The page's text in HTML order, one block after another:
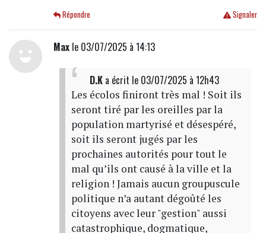
Signaler
Répondre
Maxle 03/07/2025 à 14:13
D.Ka écrit le 03/07/2025 à 12h43
Les écolos finiront très mal ! Soit ils
seront tiré par les oreilles par la
population martyrisé et désespéré,
soit ils seront jugés par les
prochaines autorités pour tout le
mal qu’ils ont causé à la ville et la
religion ! Jamais aucun groupuscule
politique n’a autant dégoûté les
citoyens avec leur "gestion" aussi
catastrophique, dogmatique,